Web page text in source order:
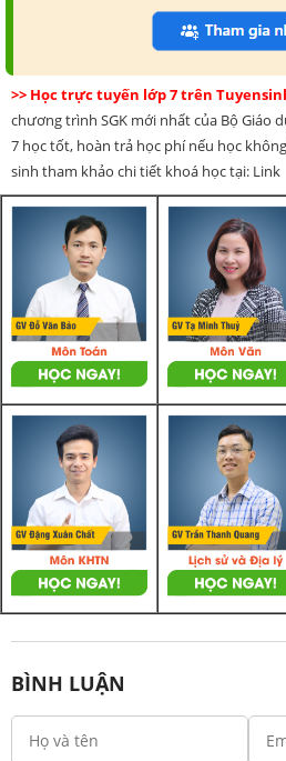
>> Học trực tuyến lớp 7 trên
chương trình SGK mới nhất của Bộ Giáo
7 học tốt, hoàn trả học phí nếu học
sinh tham khảo chi tiết khoá học tại: Link
BÌNH LUẬN